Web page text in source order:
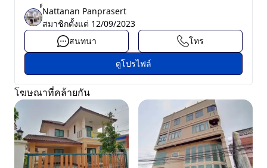
์์Nattanan Panprasert
สมาชิกตั้งแต่ 12/09/2023
สนทนา
โทร
ดูโปรไฟล์
โฆษณาที่คล้ายกัน